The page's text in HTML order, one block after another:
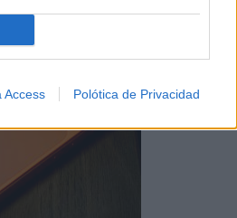
Access Polótica de Privacidad
van a querer visitar el